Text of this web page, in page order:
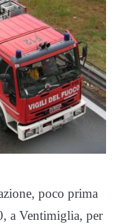
poco prima
a Ventimiglia, per